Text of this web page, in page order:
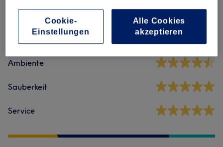
4,8
Ambiente
Sauberkeit
Service
Cookie-
Einstellungen
Alle Cookies
akzeptieren